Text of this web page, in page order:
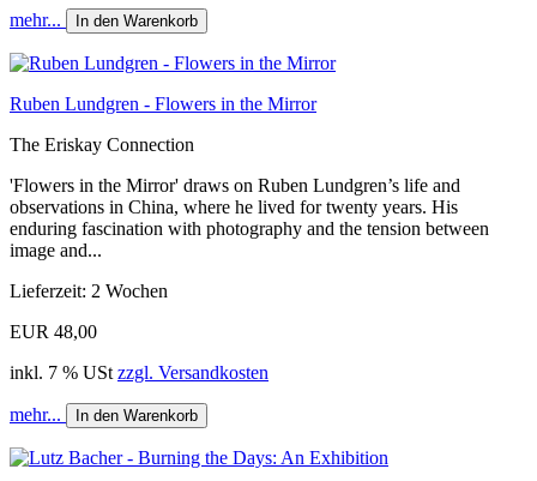
mehr... In den Warenkorb
Ruben Lundgren - Flowers in the Mirror
The Eriskay Connection
'Flowers in the Mirror' draws on Ruben Lundgren’s life and
observations in China, where he lived for twenty years. His
enduring fascination with photography and the tension between
image and...
Lieferzeit: 2 Wochen
EUR 48,00
inkl. 7 % USt zzgl. Versandkosten
mehr... In den Warenkorb